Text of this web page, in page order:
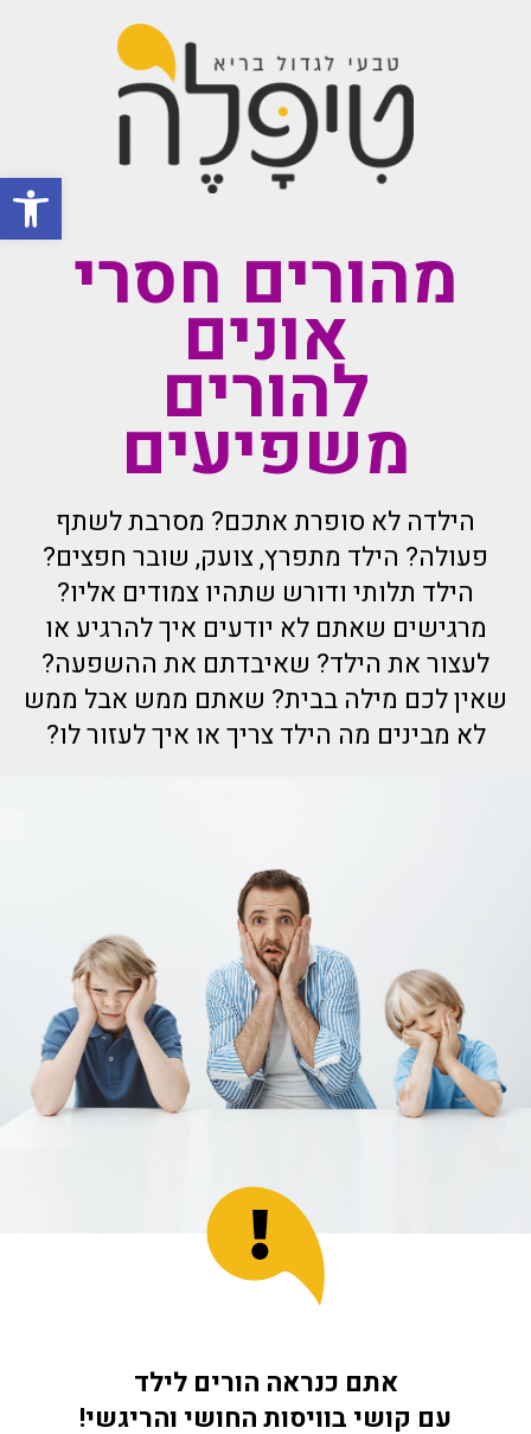
פתח
מהורים חסרי
אונים
להורים
משפיעים
הילדה לא סופרת אתכם? מסרבת לשתף
פעולה? הילד מתפרץ, צועק, שובר חפצים?
הילד תלותי ודורש שתהיו צמודים אליו?
מרגישים שאתם לא יודעים איך להרגיע או
לעצור את הילד? שאיבדתם את ההשפעה?
שאין לכם מילה בבית? שאתם ממש אבל ממש
לא מבינים מה הילד צריך או איך לעזור לו?
אתם כנראה הורים לילד
עם קושי בוויסות החושי והריגשי!